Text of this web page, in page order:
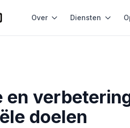
Over Diensten
en
doelen